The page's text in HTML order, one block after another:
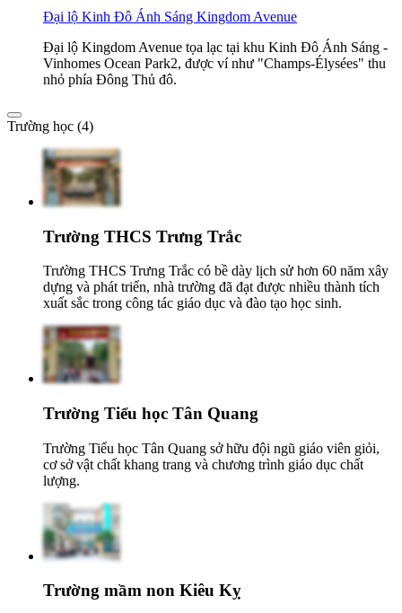
Đại lộ Kinh Đô Ánh Sáng Kingdom Avenue
Đại lộ Kingdom Avenue tọa lạc tại khu Kinh Đô Ánh Sáng -
Vinhomes Ocean Park2, được ví như "Champs-Élysées" thu
nhỏ phía Đông Thủ đô.
Trường học (4)
Trường THCS Trưng Trắc
Trường THCS Trưng Trắc có bề dày lịch sử hơn 60 năm xây
dựng và phát triển, nhà trường đã đạt được nhiều thành tích
xuất sắc trong công tác giáo dục và đào tạo học sinh.
Trường Tiểu học Tân Quang
Trường Tiểu học Tân Quang sở hữu đội ngũ giáo viên giỏi,
cơ sở vật chất khang trang và chương trình giáo dục chất
lượng.
Trường mầm non Kiêu Kỵ